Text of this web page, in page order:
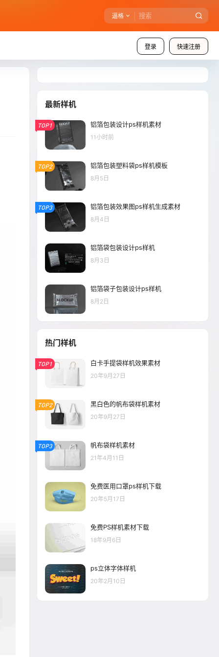
逼格
登录 快速注册
最新样机
TOP1 铝箔包装设计ps样机素材
11小时前
TOP2 铝箔包装塑料袋ps样机模板
8月5日
TOP3 铝箔包装效果图ps样机生成素材
8月4日
铝箔袋包装设计ps样机
8月3日
铝箔袋子包装设计ps样机
8月2日
热门样机
TOP1 白卡手提袋样机效果素材
20年9月27日
TOP2 黑白色的帆布袋样机素材
20年9月27日
TOP3 帆布袋样机素材
21年4月11日
免费医用口罩ps样机下载
20年5月17日
免费PS样机素材下载
18年9月6日
ps立体字体样机
20年2月10日